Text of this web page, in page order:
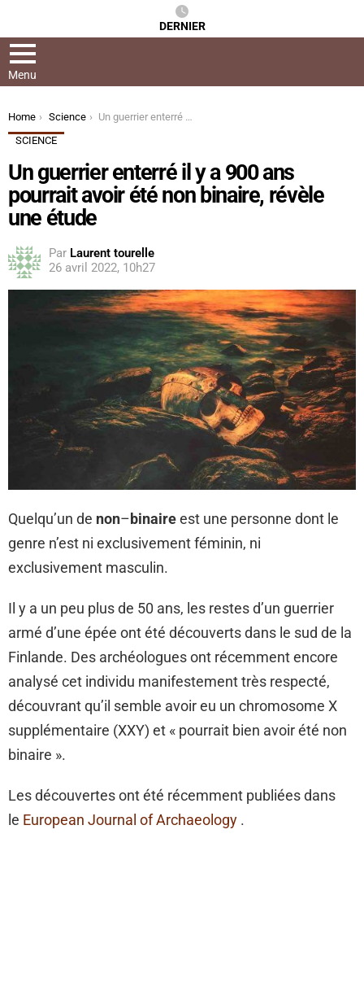
DERNIER
Menu
You are here:
Home Science
Un guerrier enterré il y a 900 ans pourrait avoir été non binaire, révèle une étude
SCIENCE
Un guerrier enterré il y a 900 ans
pourrait avoir été non binaire, révèle
une étude
Par Laurent tourelle
26 avril 2022, 10h27
Quelqu’un de non–binaireest une personne dont le
genre n’est ni exclusivement féminin, ni
exclusivement masculin.
Il y a un peu plus de 50 ans, les restes d’un guerrier
armé d’une épée ont été découverts dans le sud de la
Finlande. Des archéologues ont récemment encore
analysé cet individu manifestement très respecté,
découvrant qu’il semble avoir eu un chromosome X
supplémentaire (XXY) et « pourrait bien avoir été non
binaire ».
Les découvertes ont été récemment publiées dans
le European Journal of Archaeology .